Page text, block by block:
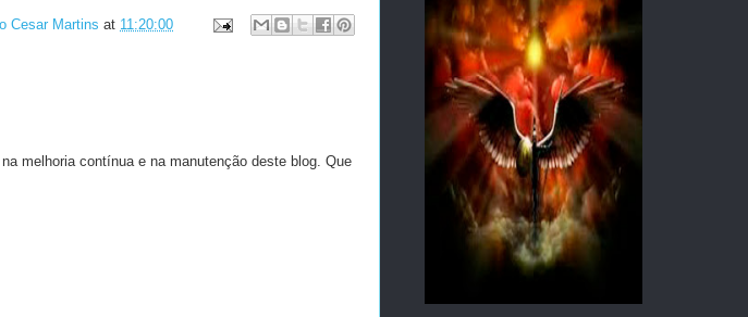
Cesar Martins at 11:20:00
melhoria contínua e na manutenção deste blog. Que